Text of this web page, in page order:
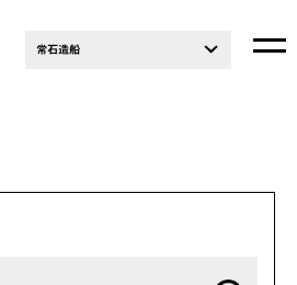
常石造船